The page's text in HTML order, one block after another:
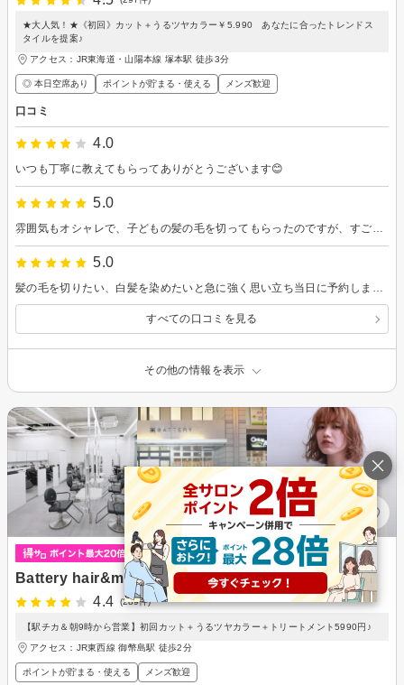
★大人気！★《初回》カット＋うるツヤカラー￥5.990 あなたに合ったトレンドス
タイルを提案♪
アクセス：JR東海道・山陽本線 塚本駅 徒歩3分
◎ 本日空席あり ポイントが貯まる・使える メンズ歓迎
口コミ
4.0
いつも丁寧に教えてもらってありがとうございます😊
5.0
雰囲気もオシャレで、子どもの髪の毛を切ってもらったのですが、すごくよかったです。
5.0
髪の毛を切りたい、白髪を染めたいと急に強く思い立ち当日に予約しました 白髪もきれいに染まり、カットしてもらった次の日もセットがしやすく、行って良かったと思いました
すべての口コミを見る
その他の情報を表示
Battery hair&make 御幣島店
4.4
(289件)
【駅チカ＆朝9時から営業】初回カット＋うるツヤカラー＋トリートメント5990円♪
アクセス：JR東西線 御幣島駅 徒歩2分
ポイントが貯まる・使える メンズ歓迎